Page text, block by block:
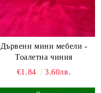
Дървени мини мебели -
Тоалетна чиния
€1.84
3.60лв.